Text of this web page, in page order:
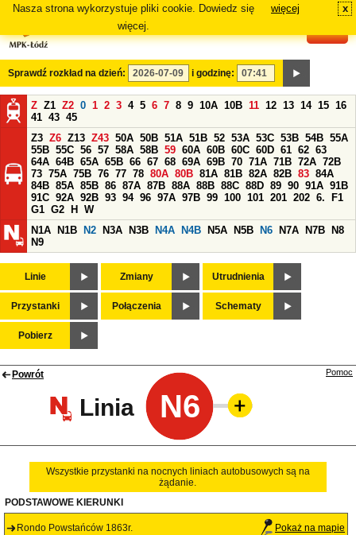
Nasza strona wykorzystuje pliki cookie. Dowiedz się
więcej.
więcej x
Sprawdź rozkład na dzień: i godzinę:
Z Z1 Z2 0 1 2 3 4 5 6 7 8 9 10A 10B 11 12 13 14 15 16
41 43 45
Z3 Z6 Z13 Z43 50A 50B 51A 51B 52 53A 53C 53B 54B 55A
55B 55C 56 57 58A 58B 59 60A 60B 60C 60D 61 62 63
64A 64B 65A 65B 66 67 68 69A 69B 70 71A 71B 72A 72B
73 75A 75B 76 77 78 80A 80B 81A 81B 82A 82B 83 84A
84B 85A 85B 86 87A 87B 88A 88B 88C 88D 89 90 91A 91B
91C 92A 92B 93 94 96 97A 97B 99 100 101 201 202 6.
F1
G1 G2 H
W
N1A
N1B N2 N3A N3B N4A N4B N5A N5B N6 N7A N7B
N8
N9
Linie Zmiany Utrudnienia
Przystanki Połączenia Schematy
Pobierz
Powrót
Linia N6
Pomoc
Wszystkie przystanki na nocnych liniach autobusowych są na
żądanie.
PODSTAWOWE KIERUNKI
Rondo Powstańców 1863r. Pokaż na mapie